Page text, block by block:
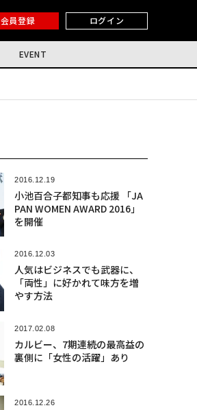
会員登録 ログイン
EVENT
2016.12.19
小池百合子都知事も応援 「JA
PAN WOMEN AWARD 2016」
を開催
2016.12.03
人気はビジネスでも武器に、
「両性」に好かれて味方を増
やす方法
2017.02.08
カルビー、7期連続の最高益の
裏側に「女性の活躍」あり
2016.12.26